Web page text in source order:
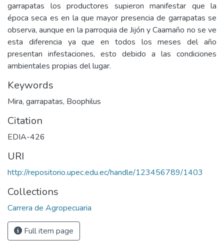
garrapatas los productores supieron manifestar que la
época seca es en la que mayor presencia de garrapatas se
observa, aunque en la parroquia de Jijón y Caamaño no se ve
esta diferencia ya que en todos los meses del año
presentan infestaciones, esto debido a las condiciones
ambientales propias del lugar.
Keywords
Mira, garrapatas, Boophilus
Citation
EDIA-426
URI
http://repositorio.upec.edu.ec/handle/123456789/1403
Collections
Carrera de Agropecuaria
Full item page